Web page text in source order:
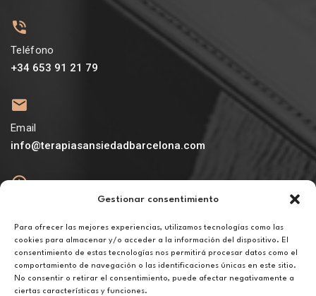
Gestionar consentimiento
Para ofrecer las mejores experiencias, utilizamos tecnologías como las
cookies para almacenar y/o acceder a la información del dispositivo. El
consentimiento de estas tecnologías nos permitirá procesar datos como el
comportamiento de navegación o las identificaciones únicas en este sitio.
No consentir o retirar el consentimiento, puede afectar negativamente a
ciertas características y funciones.
Teléfono
+34 653 91 21 79
Email
info@terapiasansiedadbarcelona.com
De lunes a viernes de 10h a 20h
Aviso legal
Política de privacidad
Política de cookies